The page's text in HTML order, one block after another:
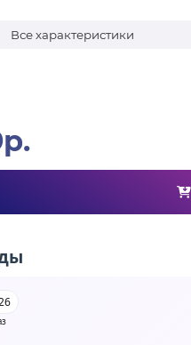
Все характеристики